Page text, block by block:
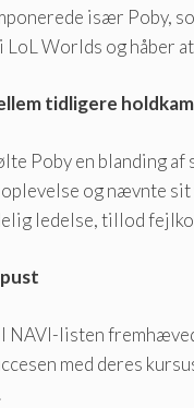
især Poby,
Worlds og håber
tidligere
Poby en blanding
og nævnte
ledelse, tillod
listen
med deres